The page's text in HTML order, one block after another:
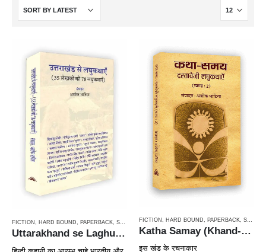
FICTION HARD BOUND PAPERBACK STORIES / KAHANI ,STORIETTES / LAGHUKATHA
Uttarakhand se Laghukathayein (78 Short Stories of 35 Writers) / उत्तराखंड से लघुकथाएँ (35 लेखकों की 78 लघुकथाएँ)
FICTION HARD BOUND PAPERBACK STORIES / KAHANI
Katha Samay (Khand-2) — Dastaveji Laghukathain / कथा समय (खण्ड-2) — दस्तावेजी लघुकथाएँ
इस खंड के रचनाकार